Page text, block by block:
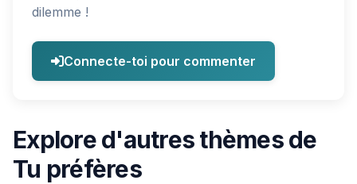
dilemme !
Connecte-toi pour commenter
Explore d'autres thèmes de
Tu préfères